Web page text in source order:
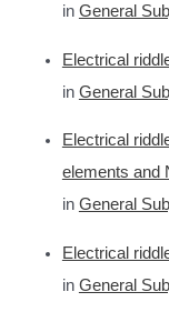
in General
Electrical
in General
Electrical
elements and
in General
Electrical
in General